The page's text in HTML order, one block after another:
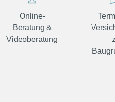
Online-
Beratung &
Videoberatung